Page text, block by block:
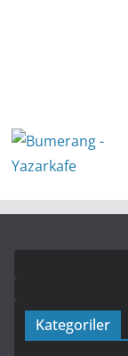
Kategoriler